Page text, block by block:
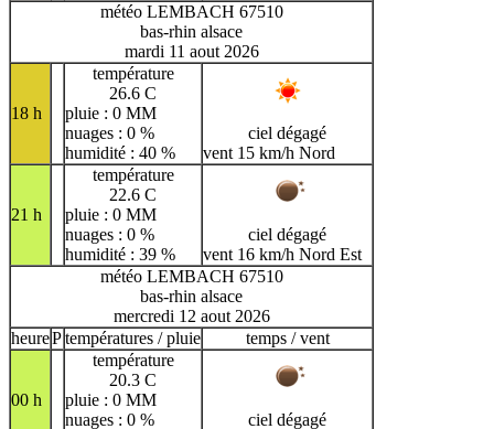
météo LEMBACH 67510
bas-rhin alsace
mardi 11 aout 2026
18 h
température
26.6 C
pluie : 0 MM
nuages : 0 %
humidité : 40 %
ciel dégagé
vent 15 km/h Nord
21 h
température
22.6 C
pluie : 0 MM
nuages : 0 %
humidité : 39 %
ciel dégagé
vent 16 km/h Nord Est
météo LEMBACH 67510
bas-rhin alsace
mercredi 12 aout 2026
heurePtempératures / pluie temps / vent
00 h
température
20.3 C
pluie : 0 MM
nuages : 0 %
ciel dégagé